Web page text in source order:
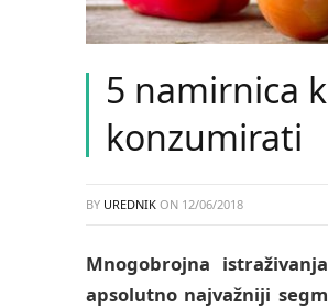
5 namirnica
konzumirati
BY UREDNIK ON 12/06/2018
Mnogobrojna
apsolutno najvažniji